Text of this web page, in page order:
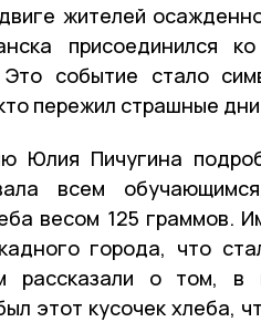
жителей
присоединился ко
событие стало
пережил страшные
Юлия Пичугина
всем
весом 125 граммов.
города, что
рассказали о том, в
этот кусочек хлеба,